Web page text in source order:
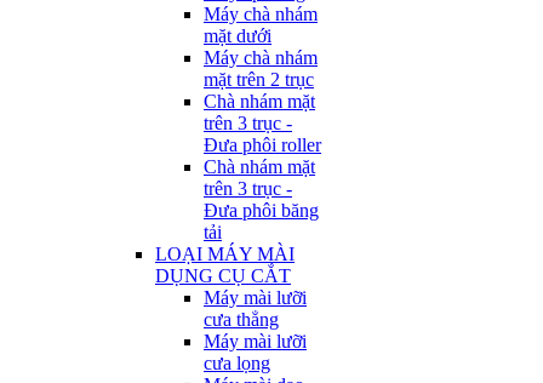
Máy chà nhám
mặt dưới
Máy chà nhám
mặt trên 2 trục
Chà nhám mặt
trên 3 trục -
Đưa phôi roller
Chà nhám mặt
trên 3 trục -
Đưa phôi băng
tải
LOẠI MÁY MÀI
DỤNG CỤ CẮT
Máy mài lưỡi
cưa thẳng
Máy mài lưỡi
cưa lọng